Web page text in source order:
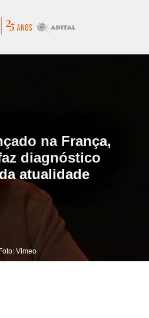
na França,
diagnóstico
atualidade
Vimeo